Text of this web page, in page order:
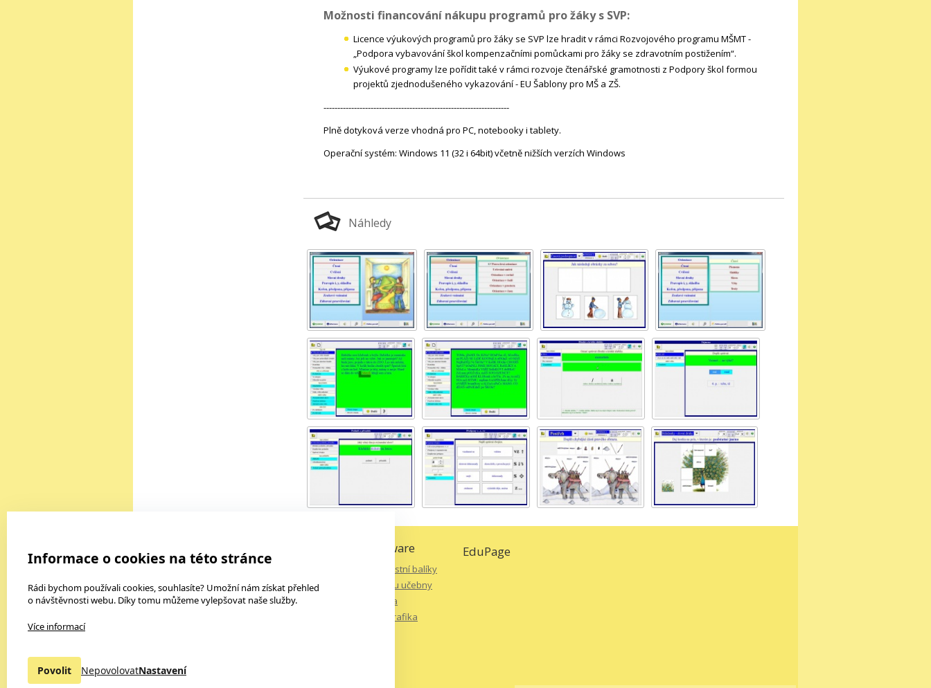
Informace o cookies na této stránce
Rádi bychom používali cookies, souhlasíte? Umožní nám získat přehled
o návštěvnosti webu. Díky tomu můžeme vylepšovat naše služby.
Více informací
Povolit NepovolovatNastavení
Možnosti financování nákupu programů pro žáky s SVP:
Licence výukových programů pro žáky se SVP lze hradit v rámci Rozvojového programu MŠMT -
„Podpora vybavování škol kompenzačními pomůckami pro žáky se zdravotním postižením“.
Výukové programy lze pořídit také v rámci rozvoje čtenářské gramotnosti z Podpory škol formou
projektů zjednodušeného vykazování - EU Šablony pro MŠ a ZŠ.
-------------------------------------------------------------------
Plně dotyková verze vhodná pro PC, notebooky i tablety.
Operační systém: Windows 11 (32 i 64bit) včetně nižších verzích Windows
Náhledy
Antiviry a bezpečnostní balíky
Český jazyk a literatura
Geometrie
Kancelářský software
Antiviry a bezpečnostní balíky
Software pro správu učebny
Střih a editace videa
Úprava fotografií, grafika
EduPage